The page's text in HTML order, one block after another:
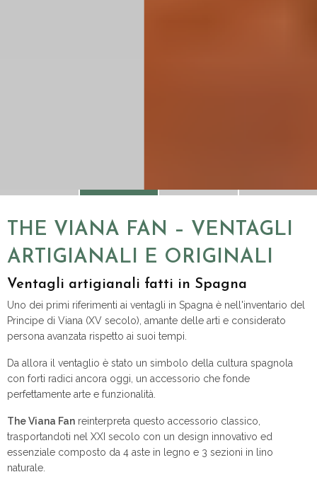
THE VIANA FAN – VENTAGLI
ARTIGIANALI E ORIGINALI
Ventagli artigianali fatti in Spagna
Uno dei primi riferimenti ai ventagli in Spagna è nell'inventario del
Principe di Viana (XV secolo), amante delle arti e considerato
persona avanzata rispetto ai suoi tempi.
Da allora il ventaglio è stato un simbolo della cultura spagnola
con forti radici ancora oggi, un accessorio che fonde
perfettamente arte e funzionalità.
The Viana Fan reinterpreta questo accessorio classico,
trasportandoti nel XXI secolo con un design innovativo ed
essenziale composto da 4 aste in legno e 3 sezioni in lino
naturale.